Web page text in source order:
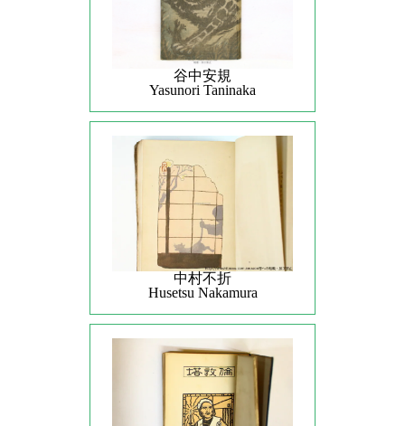
谷中安規
Yasunori Taninaka
中村不折
Husetsu Nakamura